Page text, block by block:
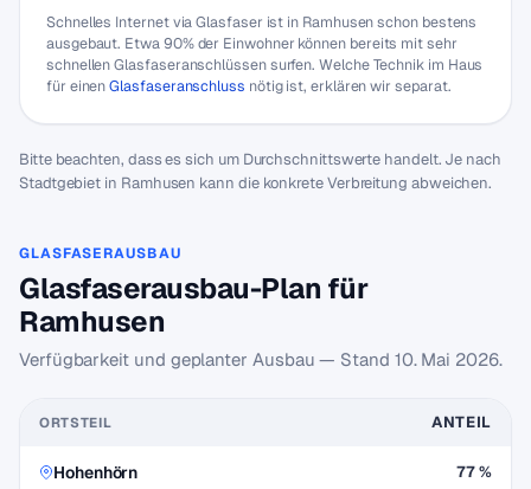
Schnelles Internet via Glasfaser ist in Ramhusen schon bestens
ausgebaut. Etwa 90% der Einwohner können bereits mit sehr
schnellen Glasfaseranschlüssen surfen. Welche Technik im Haus
für einenGlasfaseranschluss nötig ist, erklären wir separat.
Bitte beachten, dass es sich um Durchschnittswerte handelt. Je nach
Stadtgebiet in Ramhusen kann die konkrete Verbreitung abweichen.
GLASFASERAUSBAU
Glasfaserausbau-Plan für
Ramhusen
Verfügbarkeit und geplanter Ausbau — Stand 10. Mai 2026.
ORTSTEIL ANTEIL
Hohenhörn 77 %